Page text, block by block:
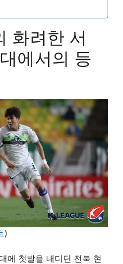
화려한 서
에서의 등
)
에 첫발을 내디딘 전북 현